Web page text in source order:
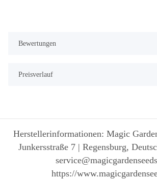
Bewertungen
Preisverlauf
Herstellerinformationen: Magic
Junkersstraße 7 | Regensburg,
https://